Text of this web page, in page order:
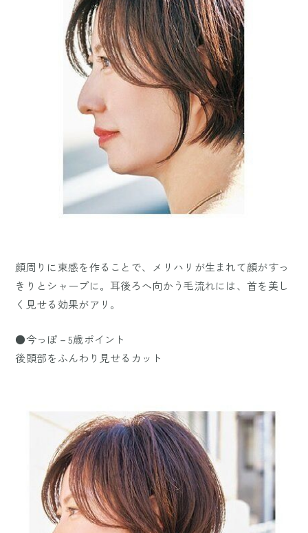
顔周りに束感を作ることで、メリハリが生まれて顔がすっ
きりとシャープに。耳後ろへ向かう毛流れには、首を美し
く見せる効果がアリ。
●今っぽ－5歳ポイント
後頭部をふんわり見せるカット